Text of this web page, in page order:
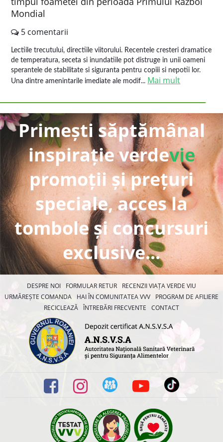
Mondial
5 comentarii
Lectiile trecutului, directiile viitorului. Recentele cresteri dramatice
de temperatura, seceta si inundatiile pot distruge in unii oameni
sperantele de stabilitate si siguranta pentru copiii si nepotii lor.
Una dintre amenintarile imediate ale modif... Mai mult
Primești săptămânal
inspirație verdevie
promoții și prețuri
speciale, acces la
tombole și concursuri
exclusive...
DESPRE NOI FORMULAR RETUR
RECENZII VIAȚA VERDE VIU
URMĂREȘTE COMANDA
HAI ÎN COMUNITATEA VVV
PROGRAM DE AFILIERE
RECICLEAZĂ ÎNTREBĂRI FRECVENTE CONTACT